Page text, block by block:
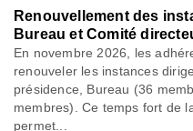
Renouvellement des
Bureau et Comité
En novembre 2026, les
renouveler les instances
présidence, Bureau (36
membres). Ce temps fort de
permet...